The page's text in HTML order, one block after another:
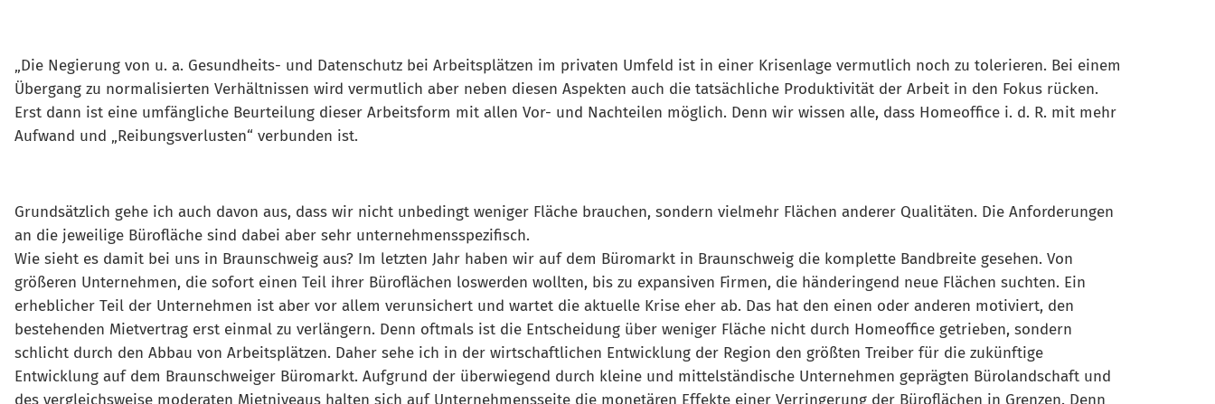
„Die Negierung von u. a. Gesundheits- und Datenschutz bei Arbeitsplätzen im privaten Umfeld ist in einer Krisenlage vermutlich noch zu tolerieren. Bei einem
Übergang zu normalisierten Verhältnissen wird vermutlich aber neben diesen Aspekten auch die tatsächliche Produktivität der Arbeit in den Fokus rücken.
Erst dann ist eine umfängliche Beurteilung dieser Arbeitsform mit allen Vor- und Nachteilen möglich. Denn wir wissen alle, dass Homeoffice i. d. R. mit mehr
Aufwand und „Reibungsverlusten“ verbunden ist.
Grundsätzlich gehe ich auch davon aus, dass wir nicht unbedingt weniger Fläche brauchen, sondern vielmehr Flächen anderer Qualitäten. Die Anforderungen
an die jeweilige Bürofläche sind dabei aber sehr unternehmensspezifisch.
Wie sieht es damit bei uns in Braunschweig aus? Im letzten Jahr haben wir auf dem Büromarkt in Braunschweig die komplette Bandbreite gesehen. Von
größeren Unternehmen, die sofort einen Teil ihrer Büroflächen loswerden wollten, bis zu expansiven Firmen, die händeringend neue Flächen suchten. Ein
erheblicher Teil der Unternehmen ist aber vor allem verunsichert und wartet die aktuelle Krise eher ab. Das hat den einen oder anderen motiviert, den
bestehenden Mietvertrag erst einmal zu verlängern. Denn oftmals ist die Entscheidung über weniger Fläche nicht durch Homeoffice getrieben, sondern
schlicht durch den Abbau von Arbeitsplätzen. Daher sehe ich in der wirtschaftlichen Entwicklung der Region den größten Treiber für die zukünftige
Entwicklung auf dem Braunschweiger Büromarkt. Aufgrund der überwiegend durch kleine und mittelständische Unternehmen geprägten Bürolandschaft und
des vergleichsweise moderaten Mietniveaus halten sich auf Unternehmensseite die monetären Effekte einer Verringerung der Büroflächen in Grenzen. Denn